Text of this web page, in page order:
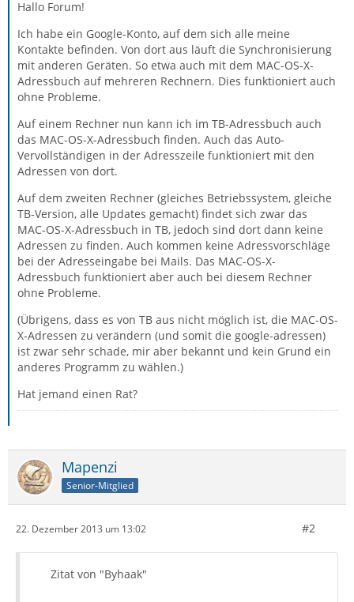
Hallo Forum!
Ich habe ein Google-Konto, auf dem sich alle meine
Kontakte befinden. Von dort aus läuft die Synchronisierung
mit anderen Geräten. So etwa auch mit dem MAC-OS-X-
Adressbuch auf mehreren Rechnern. Dies funktioniert auch
ohne Probleme.
Auf einem Rechner nun kann ich im TB-Adressbuch auch
das MAC-OS-X-Adressbuch finden. Auch das Auto-
Vervollständigen in der Adresszeile funktioniert mit den
Adressen von dort.
Auf dem zweiten Rechner (gleiches Betriebssystem, gleiche
TB-Version, alle Updates gemacht) findet sich zwar das
MAC-OS-X-Adressbuch in TB, jedoch sind dort dann keine
Adressen zu finden. Auch kommen keine Adressvorschläge
bei der Adresseingabe bei Mails. Das MAC-OS-X-
Adressbuch funktioniert aber auch bei diesem Rechner
ohne Probleme.
(Übrigens, dass es von TB aus nicht möglich ist, die MAC-OS-
X-Adressen zu verändern (und somit die google-adressen)
ist zwar sehr schade, mir aber bekannt und kein Grund ein
anderes Programm zu wählen.)
Hat jemand einen Rat?
Mapenzi
Senior-Mitglied
22. Dezember 2013 um 13:02 #2
Zitat von "Byhaak"